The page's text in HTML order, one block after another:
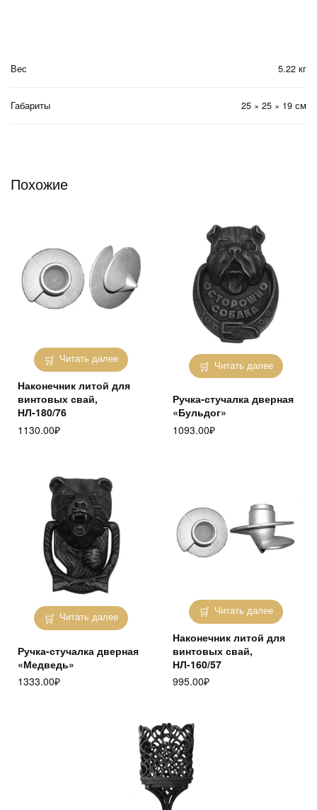
Вес 5.22 кг
Габариты 25 × 25 × 19 см
Похожие
Читать далее
Наконечник литой для
винтовых свай,
НЛ-180/76
1130.00₽
Читать далее
Ручка-стучалка дверная
«Бульдог»
1093.00₽
Читать далее
Ручка-стучалка дверная
«Медведь»
1333.00₽
Читать далее
Наконечник литой для
винтовых свай,
НЛ-160/57
995.00₽